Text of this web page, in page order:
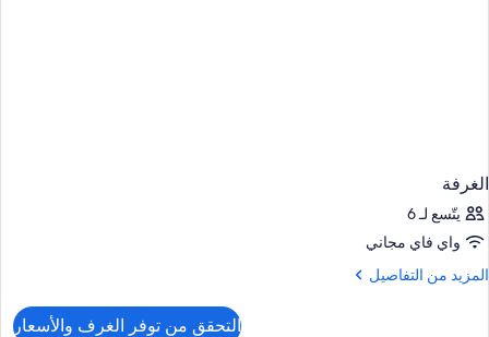
الغرفة
يتّسع لـ 6
واي فاي مجاني
المزيد من التفاصيل
المزيد
التحقق من توفر الغرف والأسعار